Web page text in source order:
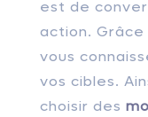
est de
action.
vous
vos cibles.
choisir des